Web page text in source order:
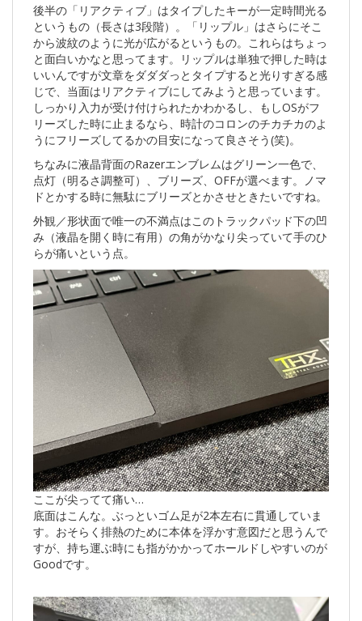
後半の「リアクティブ」はタイプしたキーが一定時間光る
というもの（長さは3段階）。「リップル」はさらにそこ
から波紋のように光が広がるというもの。これらはちょっ
と面白いかなと思ってます。リップルは単独で押した時は
いいんですが文章をダダダっとタイプすると光りすぎる感
じで、当面はリアクティブにしてみようと思っています。
しっかり入力が受け付けられたかわかるし、もしOSがフ
リーズした時に止まるなら、時計のコロンのチカチカのよ
うにフリーズしてるかの目安になって良さそう(笑)。
ちなみに液晶背面のRazerエンブレムはグリーン一色で、
点灯（明るさ調整可）、ブリーズ、OFFが選べます。ノマ
ドとかする時に無駄にブリーズとかさせときたいですね。
外観／形状面で唯一の不満点はこのトラックパッド下の凹
み（液晶を開く時に有用）の角がかなり尖っていて手のひ
らが痛いという点。
ここが尖ってて痛い…
底面はこんな。ぶっといゴム足が2本左右に貫通していま
す。おそらく排熱のために本体を浮かす意図だと思うんで
すが、持ち運ぶ時にも指がかかってホールドしやすいのが
Goodです。